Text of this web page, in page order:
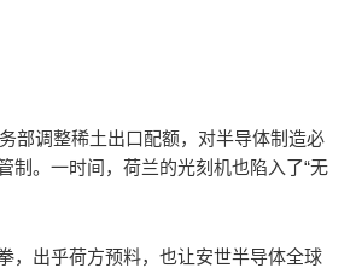
部调整稀土出口配额，对半导体制造必
制。一时间，荷兰的光刻机也陷入了“无
，出乎荷方预料，也让安世半导体全球